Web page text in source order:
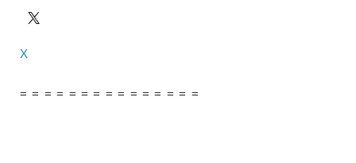
X
= = = = = = = = = = = = = = =